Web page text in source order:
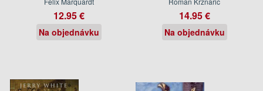
12.95 €
Na objednávku
14.95 €
Na objednávku